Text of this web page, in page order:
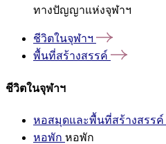
ทางปัญญาแห่งจุฬาฯ
ชีวิตในจุฬาฯ
พื้นที่สร้างสรรค์
ชีวิตในจุฬาฯ
หอสมุดและพื้นที่สร้างสรรค์
หอพัก หอพัก